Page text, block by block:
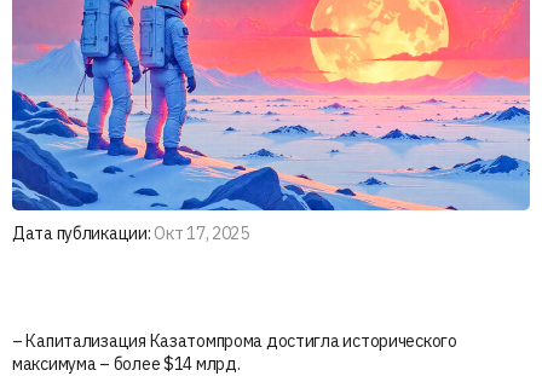
Дата публикации: Окт 17, 2025
– Капитализация Казатомпрома достигла исторического
максимума – более $14 млрд.